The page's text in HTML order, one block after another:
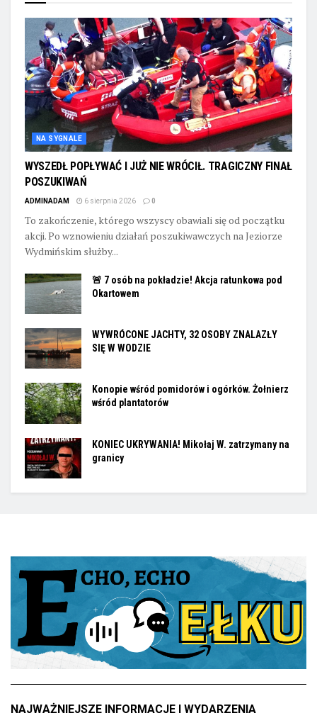
NA SYGNALE
WYSZEDŁ POPŁYWAĆ I JUŻ NIE WRÓCIŁ. TRAGICZNY FINAŁ
POSZUKIWAŃ
ADMINADAM 6 sierpnia 2026 0
To zakończenie, którego wszyscy obawiali się od początku
akcji. Po wznowieniu działań poszukiwawczych na Jeziorze
Wydmińskim służby...
🚨 7 osób na pokładzie! Akcja ratunkowa pod
Okartowem
WYWRÓCONE JACHTY, 32 OSOBY ZNALAZŁY
SIĘ W WODZIE
Konopie wśród pomidorów i ogórków. Żołnierz
wśród plantatorów
KONIEC UKRYWANIA! Mikołaj W. zatrzymany na
granicy
NAJWAŻNIEJSZE INFORMACJE I WYDARZENIA